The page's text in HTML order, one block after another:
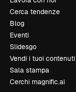
Cerca tendenze
Blog
Eventi
Slidesgo
Vendi i tuoi contenuti
Sala stampa
Cerchi magnific.ai